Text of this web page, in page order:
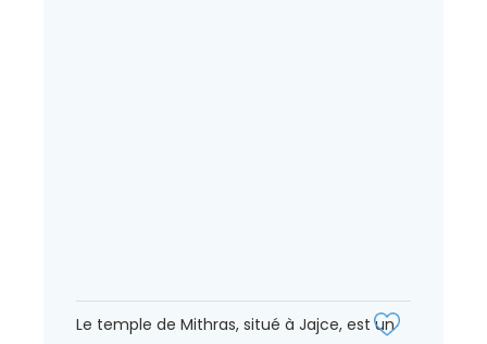
Le temple de Mithras, situé à Jajce, est un